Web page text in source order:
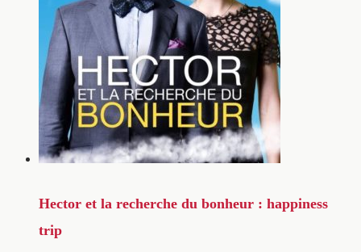
Hector et la recherche du bonheur : happiness
trip